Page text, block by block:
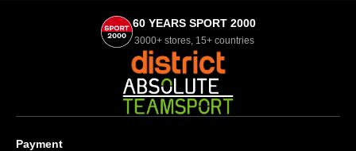
60 YEARS SPORT 2000
3000+ stores, 15+ countries
Payment